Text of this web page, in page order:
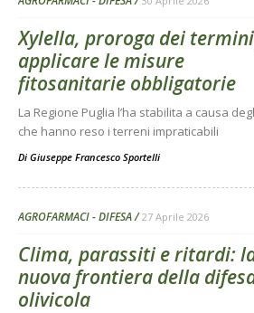
Xylella, proroga dei
applicare le misure
fitosanitarie obbligatorie
La Regione Puglia l’ha stabilita a causa
che hanno reso i terreni impraticabili
Di Giuseppe Francesco Sportelli
AGROFARMACI - DIFESA 27 Aprile 2026
Clima, parassiti e ritardi:
nuova frontiera della
olivicola